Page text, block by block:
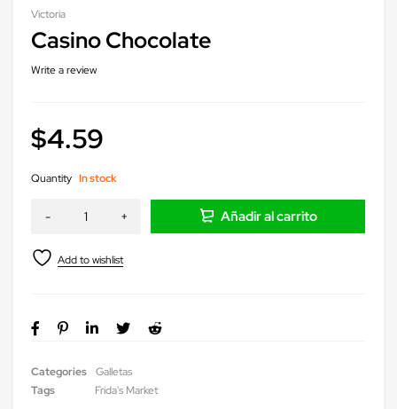
Victoria
Casino Chocolate
Write a review
$4.59
Quantity In stock
Añadir al carrito
Categories
Galletas
Tags
Frida's Market